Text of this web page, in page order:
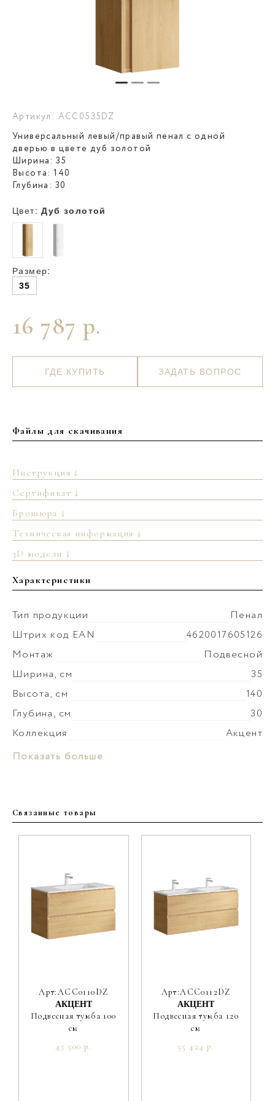
Артикул: ACC0535DZ
16 787 р.
Универсальный левый/правый пенал с одной
дверью в цвете дуб золотой
Ширина: 35
Высота: 140
Глубина: 30
Цвет: Дуб золотой
Размер:
35
ГДЕ КУПИТЬ ЗАДАТЬ ВОПРОС
Файлы для скачивания
Инструкция ↓
Сертификат ↓
Брошюра ↓
Техническая информация ↓
3D модели ↓
Характеристики
Тип продукции
Пенал
Штрих код EAN
4620017605126
Монтаж
Подвесной
Ширина, см
35
Высота, см
140
Глубина, см
30
Коллекция
Акцент
Материал корпуса
Покрытие фасада
Вес мебели, кг
Показать больше
Связанные товары
Арт:ACC0110DZ
АКЦЕНТ
Подвесная тумба 100
см
43 500 р.
Арт:ACC0112DZ
АКЦЕНТ
Подвесная тумба 120
см
55 424 р.